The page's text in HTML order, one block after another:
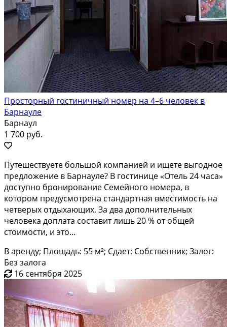
Просторный гостиничный номер на 4–6 человек в
Барнауле
Барнаул
1 700 руб.
Путешествуете большой компанией и ищете выгодное
предложение в Барнауле? В гостинице «Отель 24 часа»
доступно бронирование Семейного номера, в
котором предусмотрена стандартная вместимость на
четверых отдыхающих. За два дополнительных
человека доплата составит лишь 20 % от общей
стоимости, и это...
В аренду; Площадь: 55 м²; Сдает: Собственник; Залог:
Без залога
16 сентября 2025